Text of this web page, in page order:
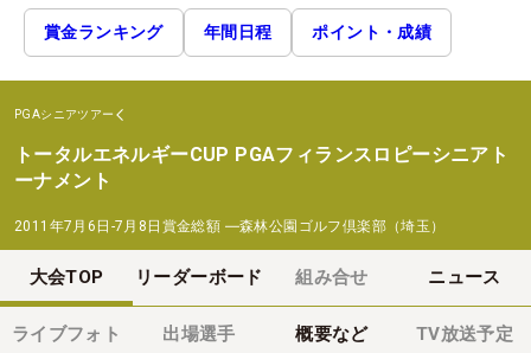
賞金ランキング 年間日程 ポイント・成績
PGAシニアツアー
トータルエネルギーCUP PGAフィランスロピーシニアト
ーナメント
2011年7月6日-7月8日 賞金総額 ―森林公園ゴルフ倶楽部（埼玉）
大会TOP リーダーボード 組み合せ ニュース
ライブフォト 出場選手 概要など TV放送予定